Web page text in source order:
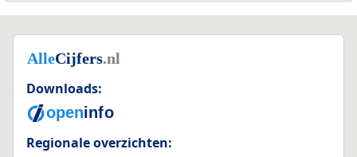
Downloads:
Regionale overzichten: